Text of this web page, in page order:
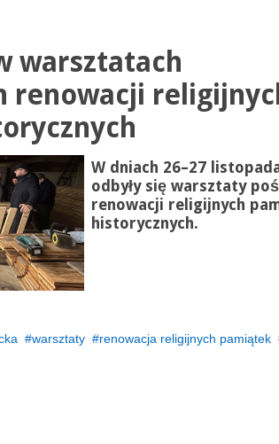
warsztatach
renowacji
W dniach 26–27
odbyły się warsztaty
renowacji religijnych
historycznych.
warsztaty renowacja religijnych pamiątek